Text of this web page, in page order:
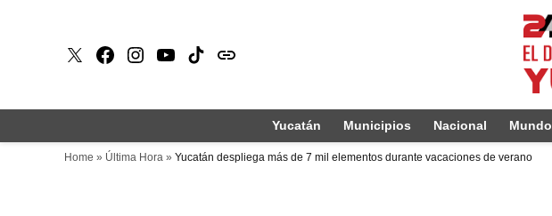
X Faceboook
Instagram
Youtube
Tiktokissuu
Yucatán Municipios Nacional Mundo
Home » Última Hora » Yucatán despliega más de 7 mil elementos durante vacaciones de verano